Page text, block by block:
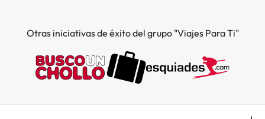
Otras iniciativas de éxito del grupo "Viajes Para Ti"